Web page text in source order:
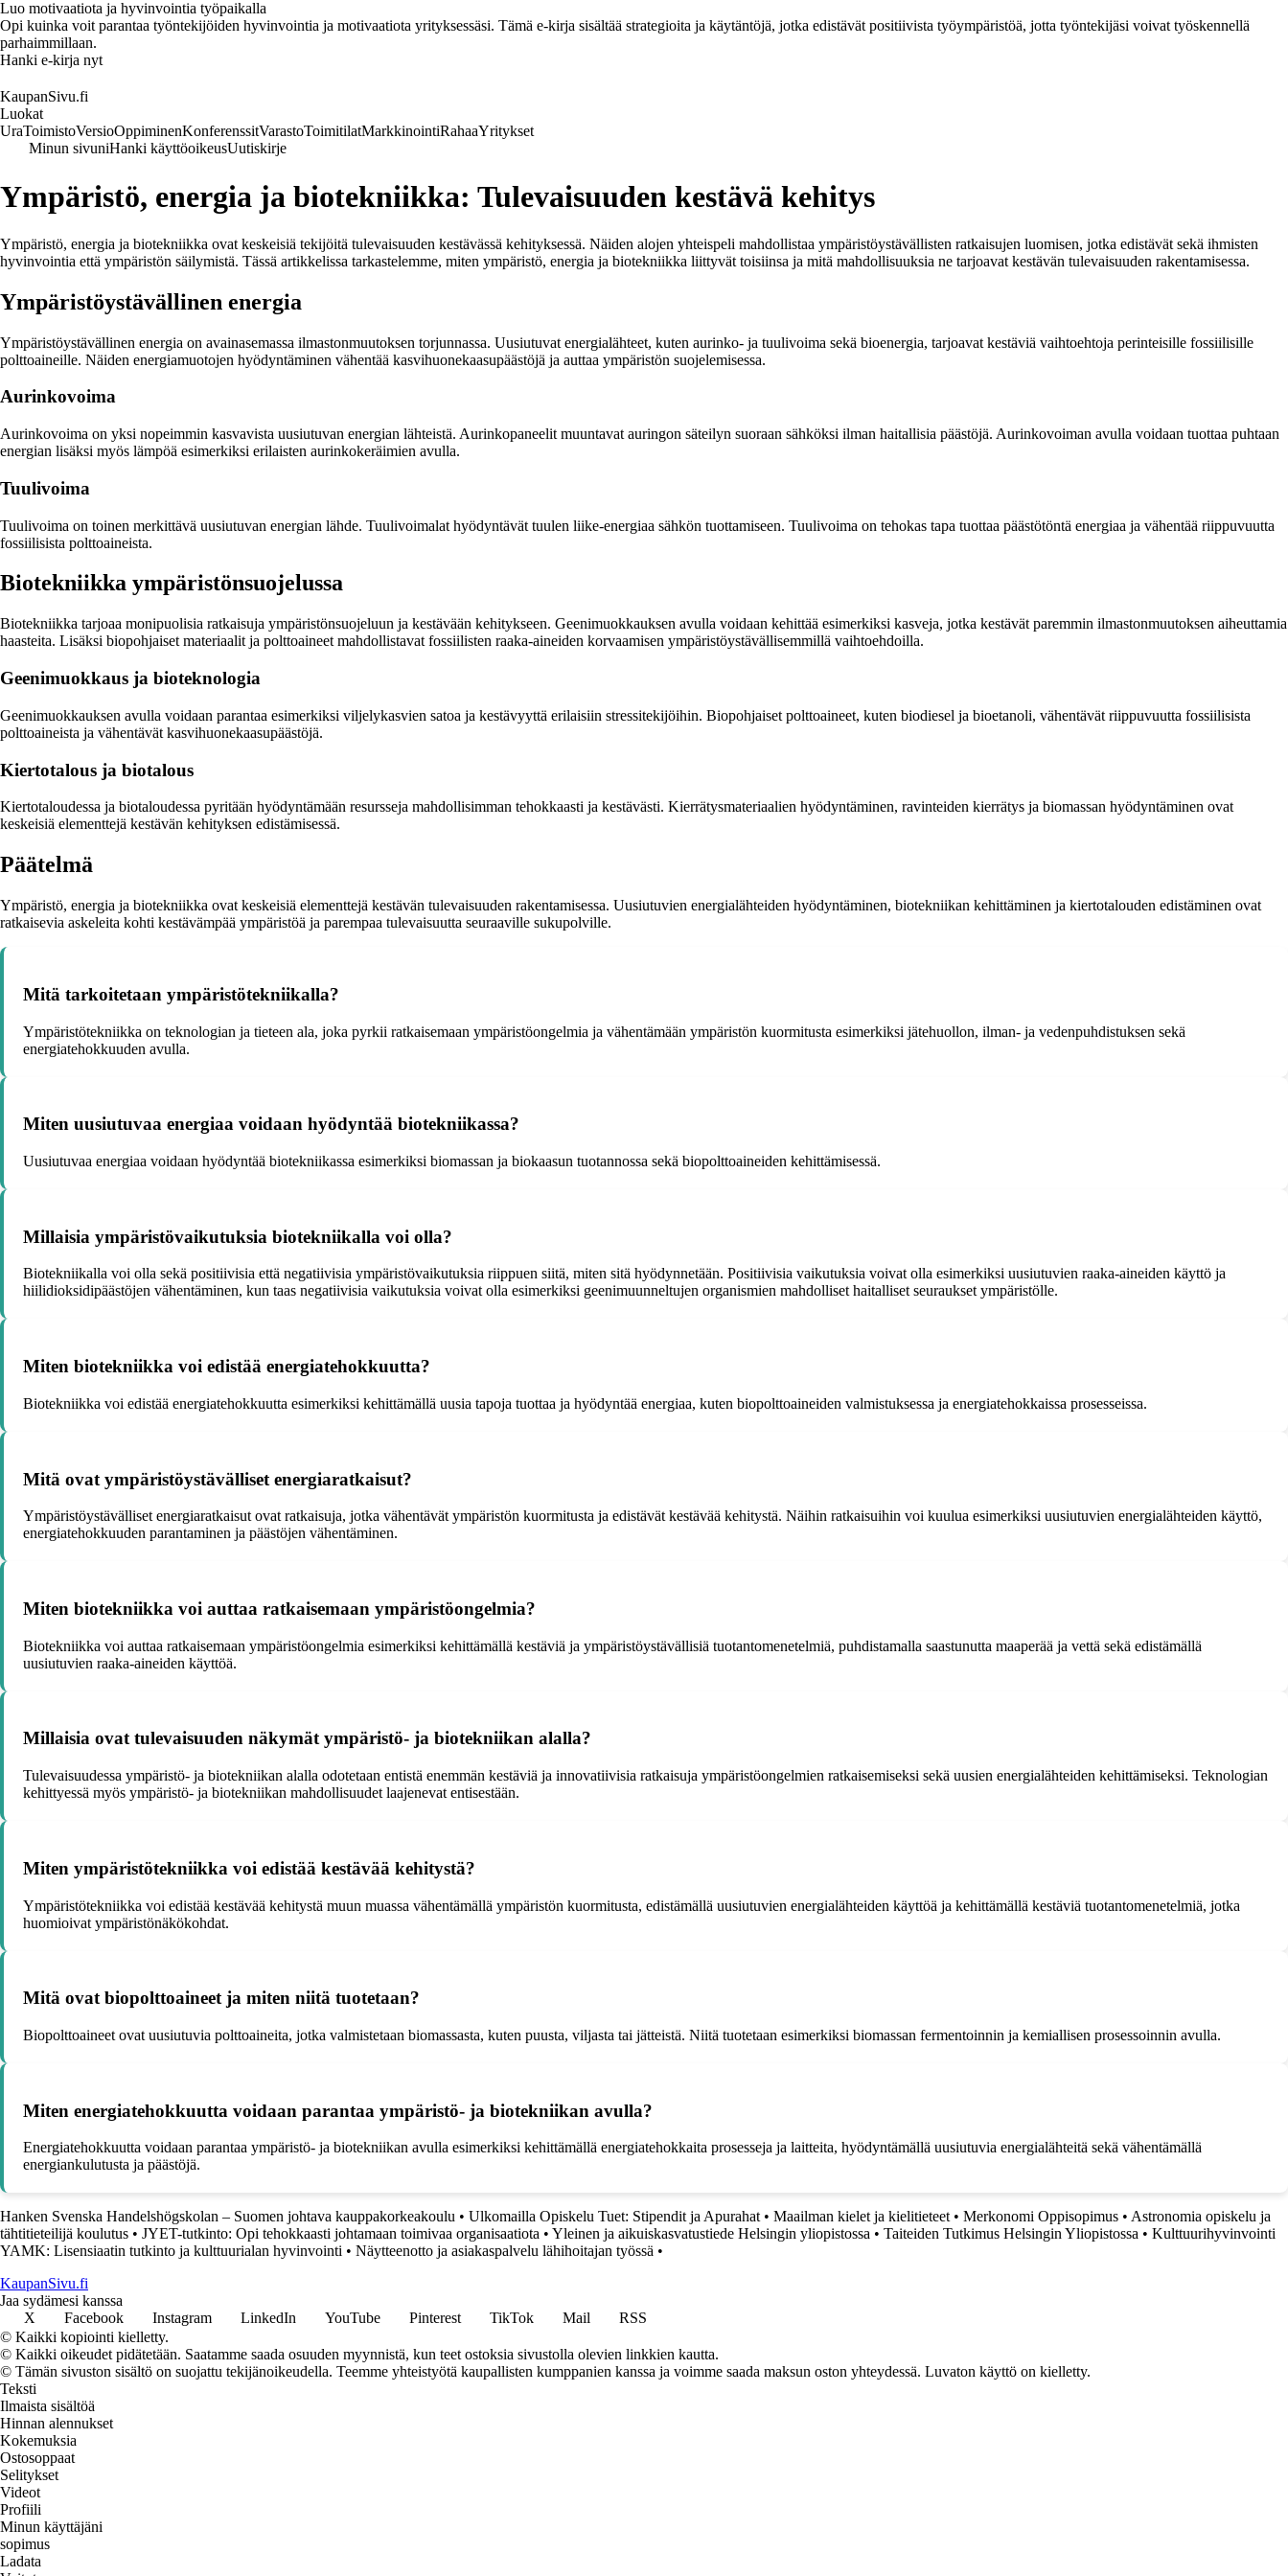
Luo motivaatiota ja hyvinvointia työpaikalla
Opi kuinka voit parantaa työntekijöiden hyvinvointia ja motivaatiota yrityksessäsi. Tämä e-kirja sisältää strategioita ja käytäntöjä, jotka edistävät positiivista työympäristöä, jotta työntekijäsi voivat työskennellä
parhaimmillaan.
Hanki e-kirja nyt
KaupanSivu.fi
Luokat
UraToimistoVersioOppiminenKonferenssitVarastoToimitilatMarkkinointiRahaaYritykset
Minun sivuniHanki käyttöoikeusUutiskirje
Ympäristö, energia ja biotekniikka: Tulevaisuuden kestävä kehitys
Ympäristö, energia ja biotekniikka ovat keskeisiä tekijöitä tulevaisuuden kestävässä kehityksessä. Näiden alojen yhteispeli mahdollistaa ympäristöystävällisten ratkaisujen luomisen, jotka edistävät sekä ihmisten
hyvinvointia että ympäristön säilymistä. Tässä artikkelissa tarkastelemme, miten ympäristö, energia ja biotekniikka liittyvät toisiinsa ja mitä mahdollisuuksia ne tarjoavat kestävän tulevaisuuden rakentamisessa.
Ympäristöystävällinen energia
Ympäristöystävällinen energia on avainasemassa ilmastonmuutoksen torjunnassa. Uusiutuvat energialähteet, kuten aurinko- ja tuulivoima sekä bioenergia, tarjoavat kestäviä vaihtoehtoja perinteisille fossiilisille
polttoaineille. Näiden energiamuotojen hyödyntäminen vähentää kasvihuonekaasupäästöjä ja auttaa ympäristön suojelemisessa.
Aurinkovoima
Aurinkovoima on yksi nopeimmin kasvavista uusiutuvan energian lähteistä. Aurinkopaneelit muuntavat auringon säteilyn suoraan sähköksi ilman haitallisia päästöjä. Aurinkovoiman avulla voidaan tuottaa puhtaan
energian lisäksi myös lämpöä esimerkiksi erilaisten aurinkokeräimien avulla.
Tuulivoima
Tuulivoima on toinen merkittävä uusiutuvan energian lähde. Tuulivoimalat hyödyntävät tuulen liike-energiaa sähkön tuottamiseen. Tuulivoima on tehokas tapa tuottaa päästötöntä energiaa ja vähentää riippuvuutta
fossiilisista polttoaineista.
Biotekniikka ympäristönsuojelussa
Biotekniikka tarjoaa monipuolisia ratkaisuja ympäristönsuojeluun ja kestävään kehitykseen. Geenimuokkauksen avulla voidaan kehittää esimerkiksi kasveja, jotka kestävät paremmin ilmastonmuutoksen aiheuttamia
haasteita. Lisäksi biopohjaiset materiaalit ja polttoaineet mahdollistavat fossiilisten raaka-aineiden korvaamisen ympäristöystävällisemmillä vaihtoehdoilla.
Geenimuokkaus ja bioteknologia
Geenimuokkauksen avulla voidaan parantaa esimerkiksi viljelykasvien satoa ja kestävyyttä erilaisiin stressitekijöihin. Biopohjaiset polttoaineet, kuten biodiesel ja bioetanoli, vähentävät riippuvuutta fossiilisista
polttoaineista ja vähentävät kasvihuonekaasupäästöjä.
Kiertotalous ja biotalous
Kiertotaloudessa ja biotaloudessa pyritään hyödyntämään resursseja mahdollisimman tehokkaasti ja kestävästi. Kierrätysmateriaalien hyödyntäminen, ravinteiden kierrätys ja biomassan hyödyntäminen ovat
keskeisiä elementtejä kestävän kehityksen edistämisessä.
Päätelmä
Ympäristö, energia ja biotekniikka ovat keskeisiä elementtejä kestävän tulevaisuuden rakentamisessa. Uusiutuvien energialähteiden hyödyntäminen, biotekniikan kehittäminen ja kiertotalouden edistäminen ovat
ratkaisevia askeleita kohti kestävämpää ympäristöä ja parempaa tulevaisuutta seuraaville sukupolville.
Mitä tarkoitetaan ympäristötekniikalla?
Ympäristötekniikka on teknologian ja tieteen ala, joka pyrkii ratkaisemaan ympäristöongelmia ja vähentämään ympäristön kuormitusta esimerkiksi jätehuollon, ilman- ja vedenpuhdistuksen sekä
energiatehokkuuden avulla.
Miten uusiutuvaa energiaa voidaan hyödyntää biotekniikassa?
Uusiutuvaa energiaa voidaan hyödyntää biotekniikassa esimerkiksi biomassan ja biokaasun tuotannossa sekä biopolttoaineiden kehittämisessä.
Millaisia ympäristövaikutuksia biotekniikalla voi olla?
Biotekniikalla voi olla sekä positiivisia että negatiivisia ympäristövaikutuksia riippuen siitä, miten sitä hyödynnetään. Positiivisia vaikutuksia voivat olla esimerkiksi uusiutuvien raaka-aineiden käyttö ja
hiilidioksidipäästöjen vähentäminen, kun taas negatiivisia vaikutuksia voivat olla esimerkiksi geenimuunneltujen organismien mahdolliset haitalliset seuraukset ympäristölle.
Miten biotekniikka voi edistää energiatehokkuutta?
Biotekniikka voi edistää energiatehokkuutta esimerkiksi kehittämällä uusia tapoja tuottaa ja hyödyntää energiaa, kuten biopolttoaineiden valmistuksessa ja energiatehokkaissa prosesseissa.
Mitä ovat ympäristöystävälliset energiaratkaisut?
Ympäristöystävälliset energiaratkaisut ovat ratkaisuja, jotka vähentävät ympäristön kuormitusta ja edistävät kestävää kehitystä. Näihin ratkaisuihin voi kuulua esimerkiksi uusiutuvien energialähteiden käyttö,
energiatehokkuuden parantaminen ja päästöjen vähentäminen.
Miten biotekniikka voi auttaa ratkaisemaan ympäristöongelmia?
Biotekniikka voi auttaa ratkaisemaan ympäristöongelmia esimerkiksi kehittämällä kestäviä ja ympäristöystävällisiä tuotantomenetelmiä, puhdistamalla saastunutta maaperää ja vettä sekä edistämällä
uusiutuvien raaka-aineiden käyttöä.
Millaisia ovat tulevaisuuden näkymät ympäristö- ja biotekniikan alalla?
Tulevaisuudessa ympäristö- ja biotekniikan alalla odotetaan entistä enemmän kestäviä ja innovatiivisia ratkaisuja ympäristöongelmien ratkaisemiseksi sekä uusien energialähteiden kehittämiseksi. Teknologian
kehittyessä myös ympäristö- ja biotekniikan mahdollisuudet laajenevat entisestään.
Miten ympäristötekniikka voi edistää kestävää kehitystä?
Ympäristötekniikka voi edistää kestävää kehitystä muun muassa vähentämällä ympäristön kuormitusta, edistämällä uusiutuvien energialähteiden käyttöä ja kehittämällä kestäviä tuotantomenetelmiä, jotka
huomioivat ympäristönäkökohdat.
Mitä ovat biopolttoaineet ja miten niitä tuotetaan?
Biopolttoaineet ovat uusiutuvia polttoaineita, jotka valmistetaan biomassasta, kuten puusta, viljasta tai jätteistä. Niitä tuotetaan esimerkiksi biomassan fermentoinnin ja kemiallisen prosessoinnin avulla.
Miten energiatehokkuutta voidaan parantaa ympäristö- ja biotekniikan avulla?
Energiatehokkuutta voidaan parantaa ympäristö- ja biotekniikan avulla esimerkiksi kehittämällä energiatehokkaita prosesseja ja laitteita, hyödyntämällä uusiutuvia energialähteitä sekä vähentämällä
energiankulutusta ja päästöjä.
Hanken Svenska Handelshögskolan – Suomen johtava kauppakorkeakoulu • Ulkomailla Opiskelu Tuet: Stipendit ja Apurahat• Maailman kielet ja kielitieteet• Merkonomi Oppisopimus • Astronomia opiskelu ja
tähtitieteilijä koulutus • JYET-tutkinto: Opi tehokkaasti johtamaan toimivaa organisaatiota • Yleinen ja aikuiskasvatustiede Helsingin yliopistossa • Taiteiden Tutkimus Helsingin Yliopistossa • Kulttuurihyvinvointi
YAMK: Lisensiaatin tutkinto ja kulttuurialan hyvinvointi • Näytteenotto ja asiakaspalvelu lähihoitajan työssä •
KaupanSivu.fi
Jaa sydämesi kanssa
X
Facebook Instagram LinkedIn YouTube Pinterest TikTok Mail
RSS
© Kaikki kopiointi kielletty.
© Kaikki oikeudet pidätetään. Saatamme saada osuuden myynnistä, kun teet ostoksia sivustolla olevien linkkien kautta.
© Tämän sivuston sisältö on suojattu tekijänoikeudella. Teemme yhteistyötä kaupallisten kumppanien kanssa ja voimme saada maksun oston yhteydessä. Luvaton käyttö on kielletty.
Teksti
Ilmaista sisältöä
Hinnan alennukset
Kokemuksia
Ostosoppaat
Selitykset
Videot
Profiili
Minun käyttäjäni
sopimus
Ladata